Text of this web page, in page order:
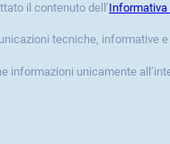
il contenuto dell’Informativa
tecniche, informative
informazioni unicamente